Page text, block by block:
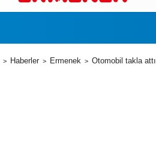
Haberler Ermenek Otomobil takla attı